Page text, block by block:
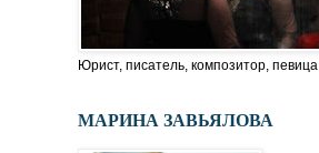
Юрист, писатель, композитор, певица
МАРИНА ЗАВЬЯЛОВА